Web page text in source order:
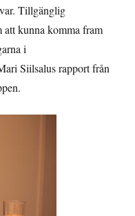
Tillgänglig
kunna komma fram
i
Siilsalus rapport från